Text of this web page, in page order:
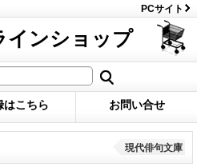
PCサイト
インショップ
はこちら お問い合せ
現代俳句文庫